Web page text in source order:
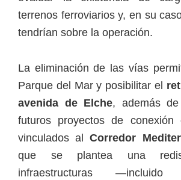
terrenos ferroviarios y, en su
tendrían sobre la operación.
La eliminación de las vías
Parque del Mar y posibilitar el
avenida de Elche, además
futuros proyectos de
vinculados alCorredor
que se plantea una
infraestructuras